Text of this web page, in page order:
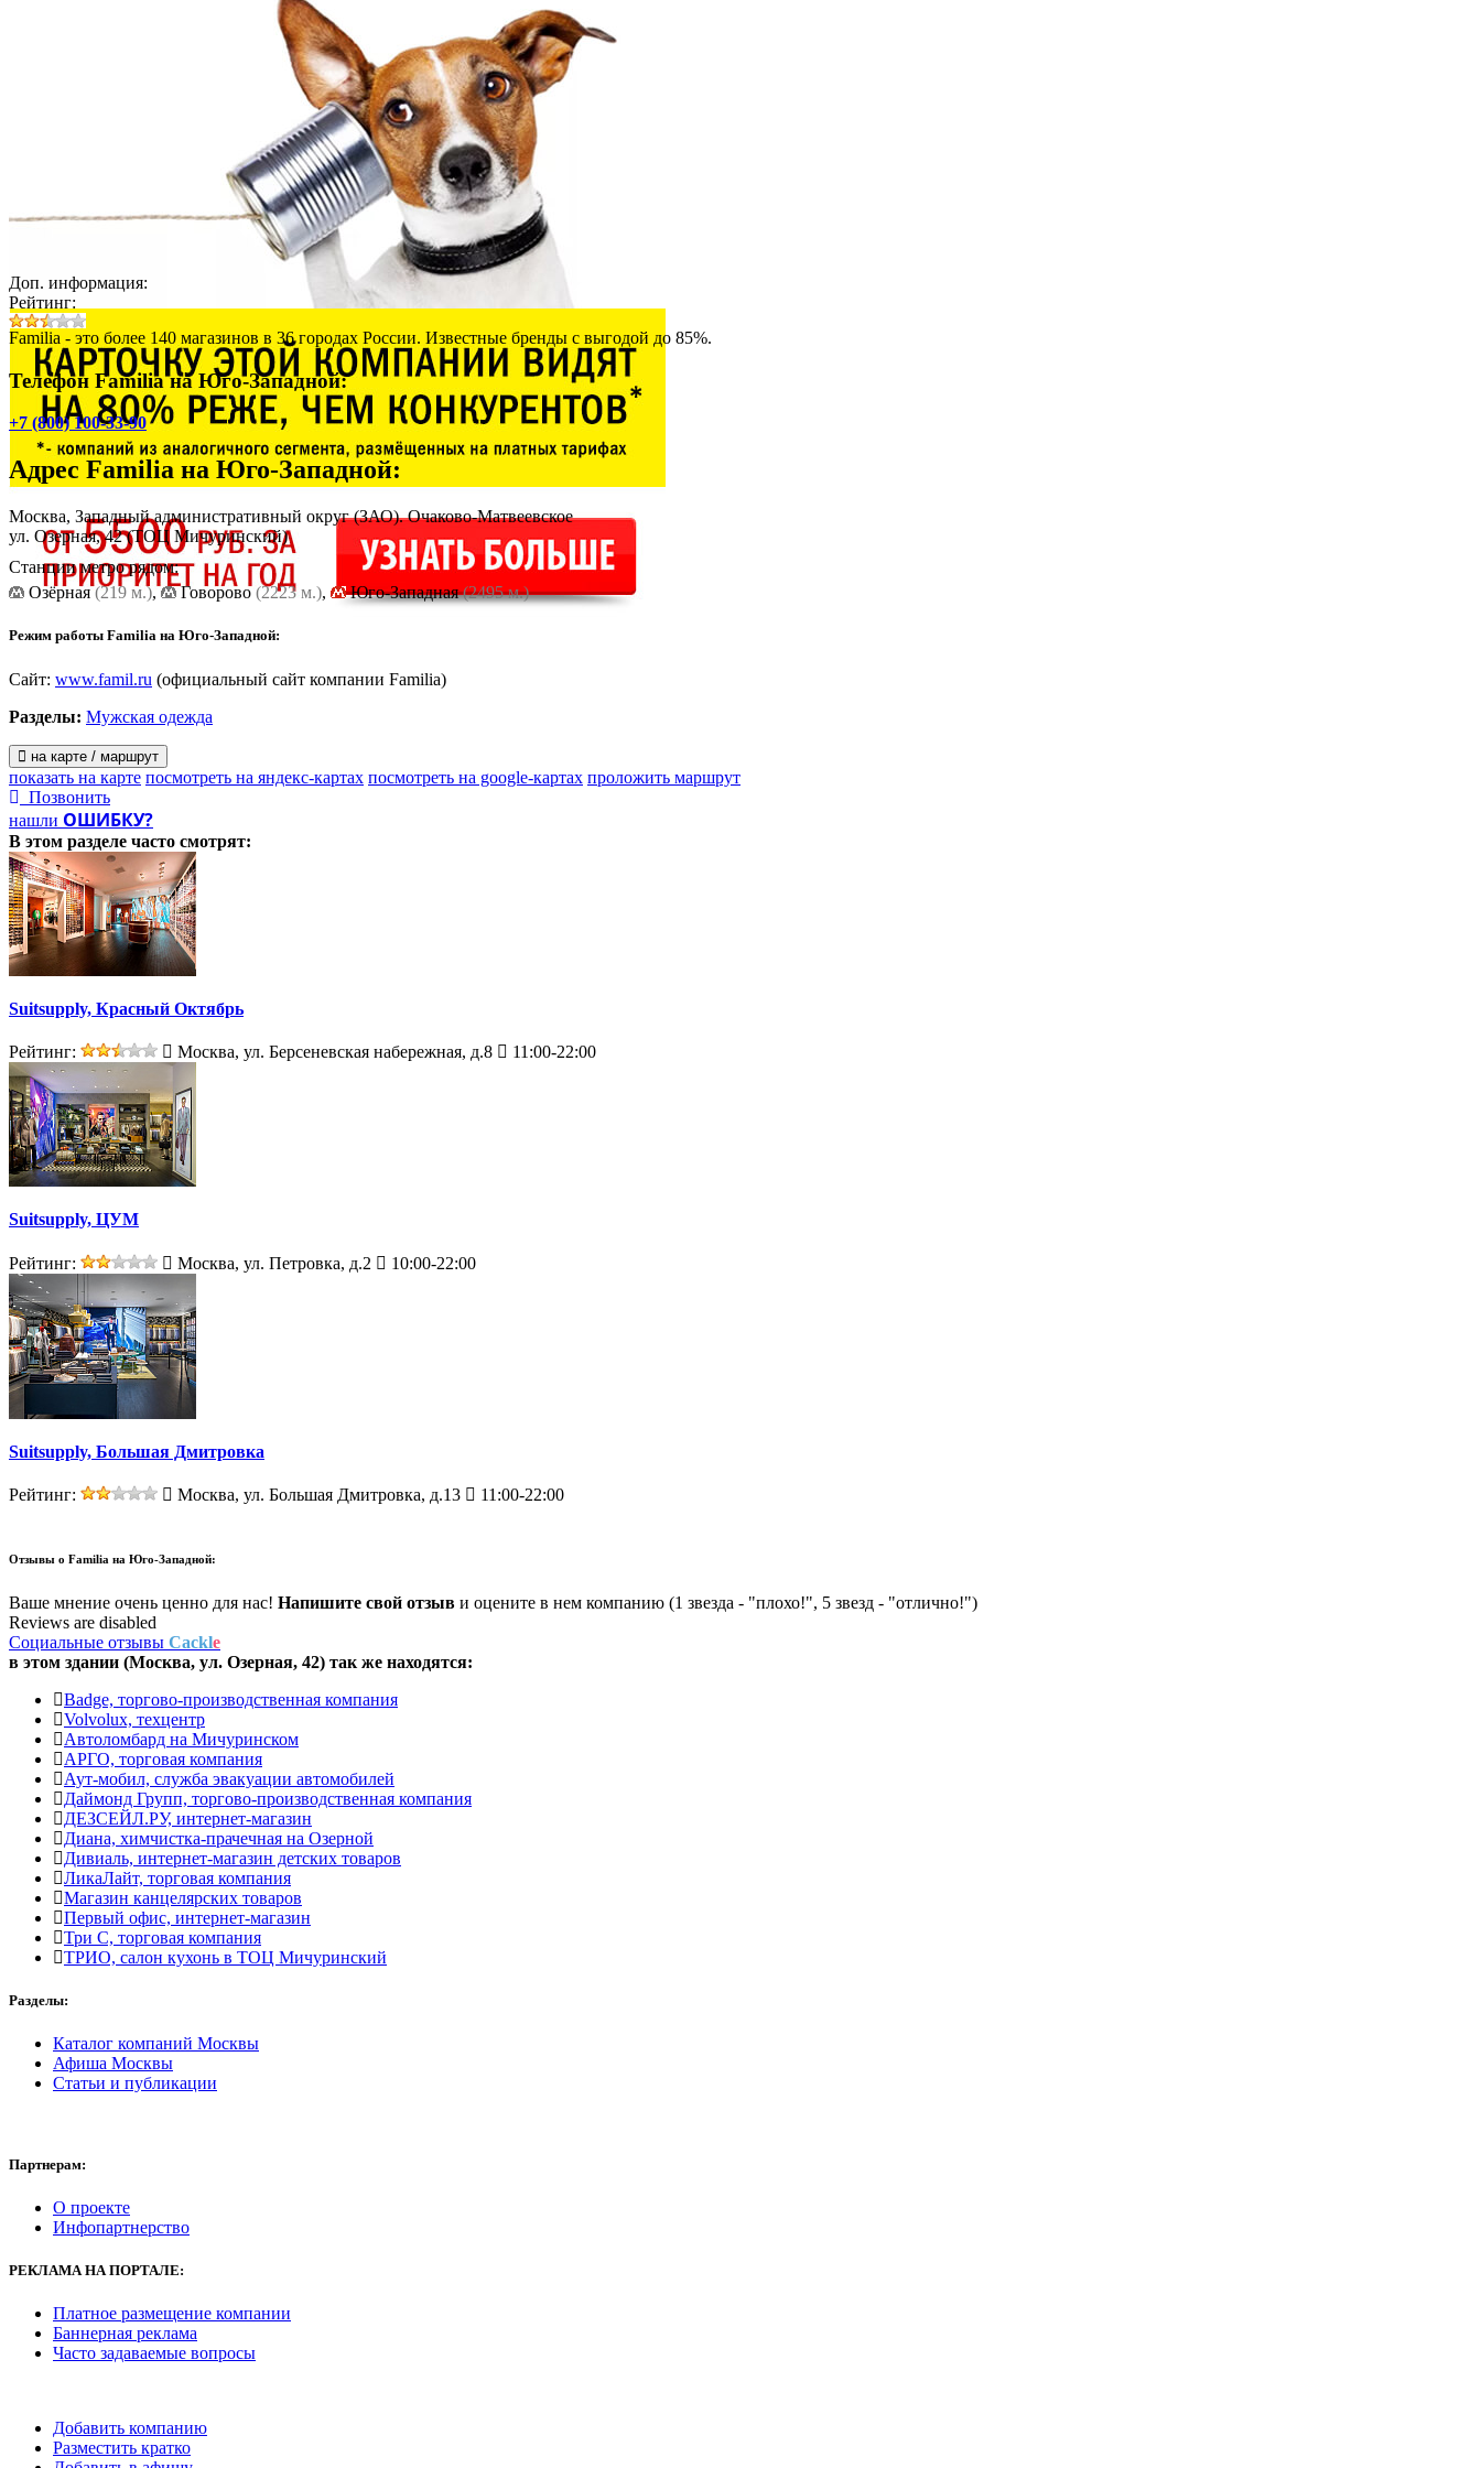
Доп. информация:
Рейтинг:
Familia - это более 140 магазинов в 36 городах России. Известные бренды с выгодой до 85%.
Телефон Familia на Юго­-Западной:
+7 (800) 100-33-90
Адрес Familia на Юго­-Западной:
Москва, Западный административный округ (ЗАО). Очаково-Матвеевское
ул. Озерная, 42(ТОЦ Мичуринский)
Станции метро рядом:
Озёрная(219 м.), Говорово(2223 м.), Юго-Западная(2495 м.)
Режим работы Familia на Юго­-Западной:
Сайт: www.famil.ru (официальный сайт компании Familia)
Разделы: Мужская одежда
на карте / маршрут
показать на карте посмотреть на яндекс-картах посмотреть на google-картах проложить маршрут
Позвонить
нашли ОШИБКУ?
В этом разделе часто смотрят:
Suitsupply, Красный Октябрь
Рейтинг: Москва, ул. Берсеневская набережная, д.8 11:00-22:00
Suitsupply, ЦУМ
Рейтинг: Москва, ул. Петровка, д.2 10:00-22:00
Suitsupply, Большая Дмитровка
Рейтинг: Москва, ул. Большая Дмитровка, д.13 11:00-22:00
Отзывы о Familia на Юго­-Западной:
Ваше мнение очень ценно для нас! Напишите свой отзыв и оцените в нем компанию (1 звезда - "плохо!", 5 звезд - "отлично!")
Reviews are disabled
Социальные отзывы Cackle
в этом здании (Москва, ул. Озерная, 42) так же находятся:
Badge, торгово-производственная компания
Volvolux, техцентр
Автоломбард на Мичуринском
АРГО, торговая компания
Аут-мобил, служба эвакуации автомобилей
Даймонд Групп, торгово-производственная компания
ДЕЗСЕЙЛ.РУ, интернет-магазин
Диана, химчистка-прачечная на Озерной
Дивиаль, интернет-магазин детских товаров
ЛикаЛайт, торговая компания
Магазин канцелярских товаров
Первый офис, интернет-магазин
Три С, торговая компания
ТРИО, салон кухонь в ТОЦ Мичуринский
Разделы:
Каталог компаний Москвы
Афиша Москвы
Статьи и публикации
Партнерам:
О проекте
Инфопартнерство
РЕКЛАМА НА ПОРТАЛЕ:
Платное размещение компании
Баннерная реклама
Часто задаваемые вопросы
Добавить компанию
Разместить кратко